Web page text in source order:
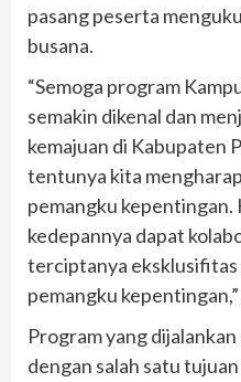
pasang peserta
busana.
“Semoga program
semakin dikenal dan
kemajuan di Kabupaten
tentunya kita
pemangku kepentingan.
kedepannya dapat
terciptanya
pemangku
Program yang
dengan salah satu